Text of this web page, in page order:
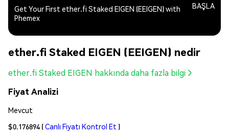
Get Your First ether.fi Staked EIGEN (EEIGEN) with
Phemex
BAŞLA
ether.fi Staked EIGEN (EEIGEN) nedir
ether.fi Staked EIGEN hakkında daha fazla bilgi
Fiyat Analizi
Mevcut
$0.176894 (Canlı Fiyatı Kontrol Et )